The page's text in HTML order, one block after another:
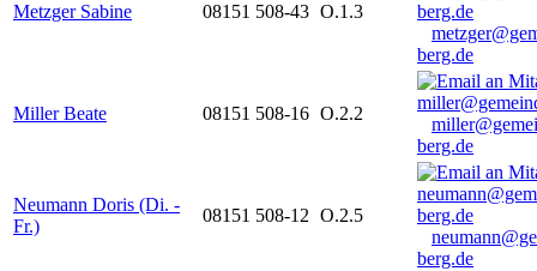
Metzger Sabine 08151 508-43 O.1.3
berg.de
Miller Beate 08151 508-16 O.2.2
berg.de
Neumann Doris (Di. -
Fr.)
08151 508-12 O.2.5
berg.de